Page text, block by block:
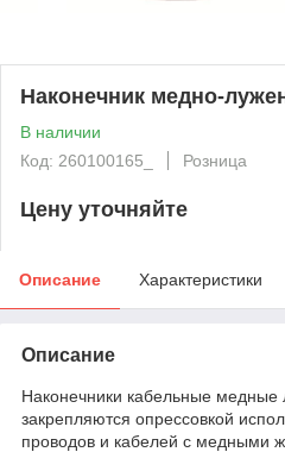
Наконечник медно-
В наличии
Код: 260100165_
Розница
Цену уточняйте
Описание Характеристики
Описание
Наконечники кабельные
закрепляются опрессовкой
проводов и кабелей с медными